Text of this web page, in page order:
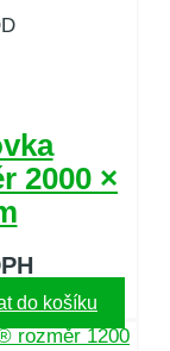
2000 ×
do košíku